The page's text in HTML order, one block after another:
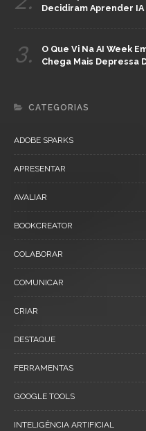
Decidiram Aprender IA
3.
O Que Vi Na AI Week
Chega Mais Depressa
CATEGORIAS
ADOBE SPARKS
APRESENTAR
AVALIAR
BOOKCREATOR
COLABORAR
COMUNICAR
CRIAR
DESTAQUE
FERRAMENTAS
GOOGLE TOOLS
INTELIGÊNCIA ARTIFICIAL